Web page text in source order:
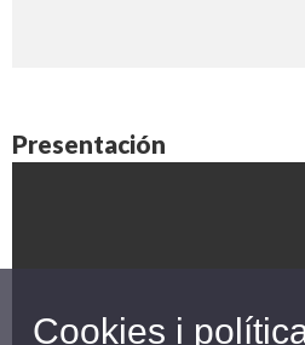
Presentación
Cookies i